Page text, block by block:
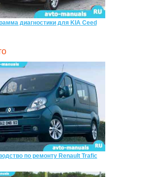
диагностики для KIA Ceed
по ремонту Renault Trafic